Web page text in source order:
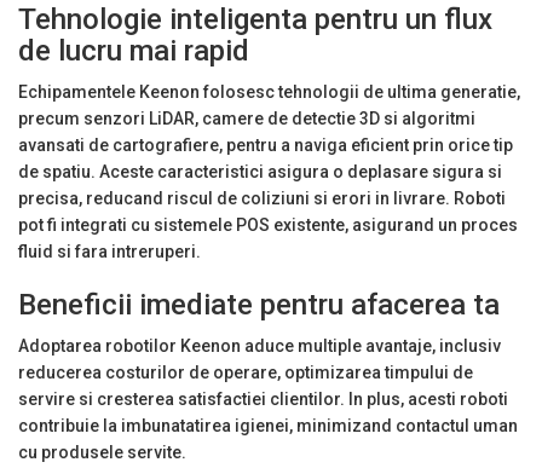
Tehnologie inteligenta pentru un flux
de lucru mai rapid
Echipamentele Keenon folosesc tehnologii de ultima generatie,
precum senzori LiDAR, camere de detectie 3D si algoritmi
avansati de cartografiere, pentru a naviga eficient prin orice tip
de spatiu. Aceste caracteristici asigura o deplasare sigura si
precisa, reducand riscul de coliziuni si erori in livrare. Roboti
pot fi integrati cu sistemele POS existente, asigurand un proces
fluid si fara intreruperi.
Beneficii imediate pentru afacerea ta
Adoptarea robotilor Keenon aduce multiple avantaje, inclusiv
reducerea costurilor de operare, optimizarea timpului de
servire si cresterea satisfactiei clientilor. In plus, acesti roboti
contribuie la imbunatatirea igienei, minimizand contactul uman
cu produsele servite.